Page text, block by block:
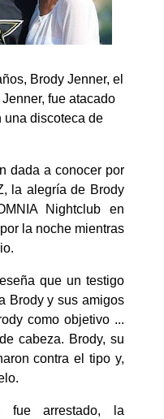
Brody Jenner, el
fue atacado
una discoteca de
dada a conocer por
la alegría de Brody
Nightclub en
la noche mientras
que un testigo
Brody y sus amigos
como objetivo ...
cabeza. Brody, su
contra el tipo y,
fue arrestado, la